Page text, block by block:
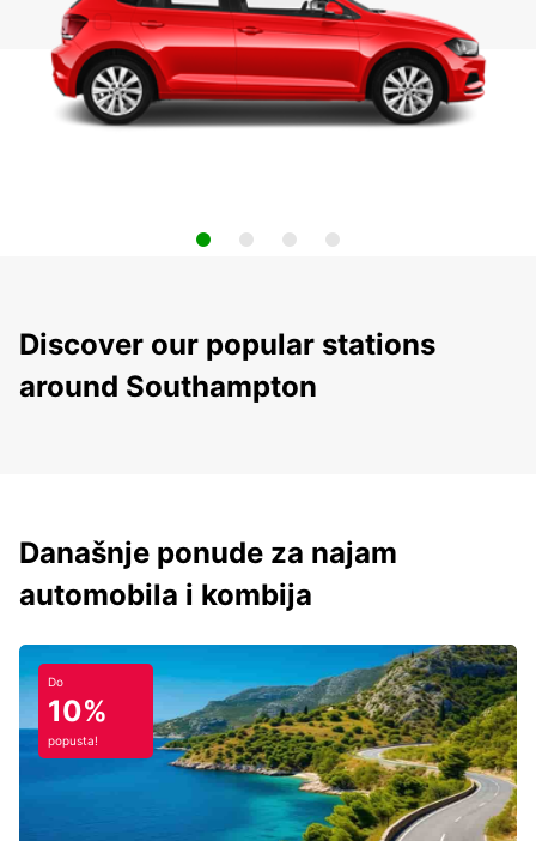
Discover our popular stations
around Southampton
Današnje ponude za najam
automobila i kombija
Do
10%
popusta!